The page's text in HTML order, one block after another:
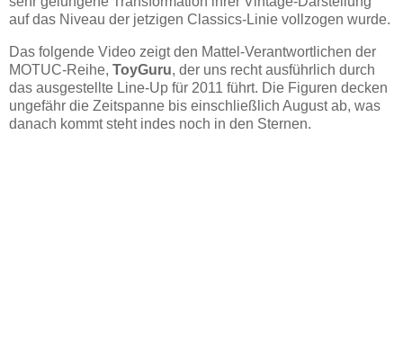
auf das Niveau der jetzigen Classics-Linie vollzogen wurde.
Das folgende Video zeigt den Mattel-Verantwortlichen der
MOTUC-Reihe, ToyGuru, der uns recht ausführlich durch
das ausgestellte Line-Up für 2011 führt. Die Figuren decken
ungefähr die Zeitspanne bis einschließlich August ab, was
danach kommt steht indes noch in den Sternen.